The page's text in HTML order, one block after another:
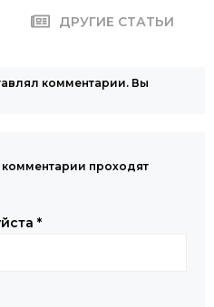
ДРУГИЕ СТАТЬИ
комментарии. Вы
проходят
*